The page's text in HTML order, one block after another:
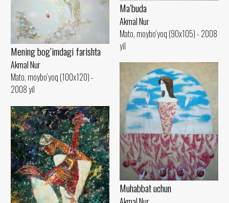
Ma’buda
Akmal Nur
Mato, moybo‘yoq (90x105) - 2008
yil
Mening bog’imdagi farishta
Akmal Nur
Mato, moybo‘yoq (100x120) -
2008 yil
Muhabbat uchun